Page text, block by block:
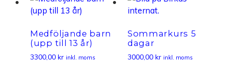
Medföljande barn
(upp till 13 år)
3300,00 kr inkl. moms
Sommarkurs 5
dagar
3000,00 kr inkl. moms